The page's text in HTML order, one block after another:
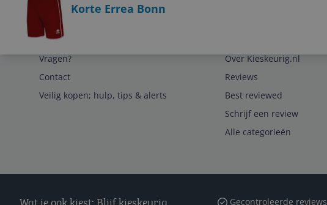
Korte Errea Bonn
Service
Vragen?
Contact
Veilig kopen; hulp, tips & alerts
Over Kieskeurig.nl
Reviews
Best reviewed
Schrijf een review
Alle categorieën
Wat je ook kiest: Blijf kieskeurig Gecontroleerde reviews